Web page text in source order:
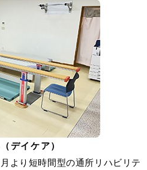
デイケア）
より短時間型の通所リハビリテ